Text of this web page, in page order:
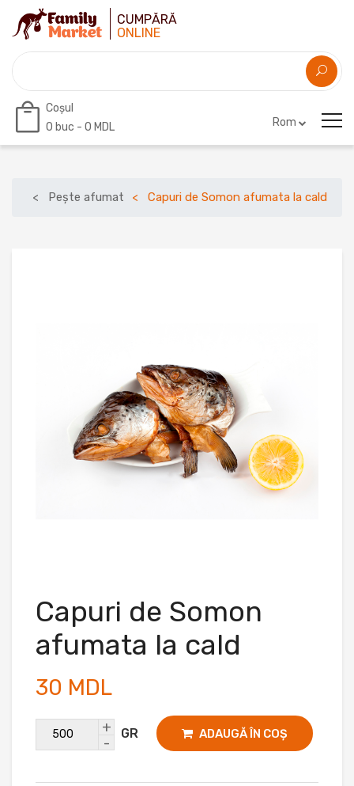
CUMPĂRĂ
ONLINE
Coșul
0 buc - 0 MDL Rom
Pește afumat Capuri de Somon afumata la cald
Capuri de Somon
afumata la cald
30 MDL
+
-
GR ADAUGĂ ÎN COȘ